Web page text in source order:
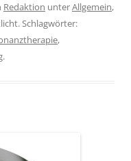
Redaktion unterAllgemein,
Schlagwörter:
,
.